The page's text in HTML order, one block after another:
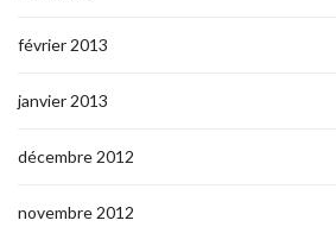
février 2013
janvier 2013
décembre 2012
novembre 2012